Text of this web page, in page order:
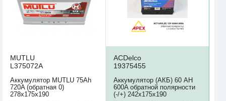
MUTLU
L375072A
Аккумулятор MUTLU 75Ah
720A (обратная 0)
278x175x190
ACDelco
19375455
Аккумулятор (АКБ) 60 AH
600A обратной полярности
(-/+) 242х175х190